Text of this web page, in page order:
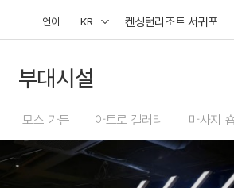
언어 KR 켄싱턴리조트 서귀포
부대시설
모스 가든 아트로 갤러리 마사지